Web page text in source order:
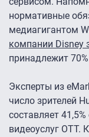
нормативные
медиагигантом
компании Disney
принадлежит
Эксперты из
число зрителей
составляет
видеоуслуг OTT.